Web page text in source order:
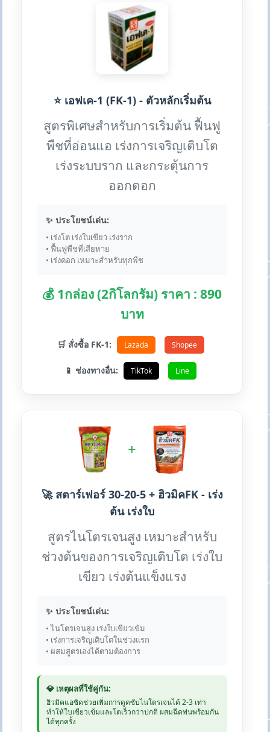
⭐ เอฟเค-1 (FK-1) - ตัวหลักเริ่มต้น
สูตรพิเศษสำหรับการเริ่มต้น ฟื้นฟู
พืชที่อ่อนแอ เร่งการเจริญเติบโต
เร่งระบบราก และกระตุ้นการ
ออกดอก
✨ ประโยชน์เด่น:
• เร่งโต เร่งใบเขียว เร่งราก
• ฟื้นฟูพืชที่เสียหาย
• เร่งดอก เหมาะสำหรับทุกพืช
💰 1กล่อง (2กิโลกรัม) ราคา : 890
บาท
🛒 สั่งซื้อ FK-1: Lazada Shopee
📱 ช่องทางอื่น: TikTok Line
+
🚀 สตาร์เฟอร์ 30-20-5 + ฮิวมิคFK - เร่ง
ต้น เร่งใบ
สูตรไนโตรเจนสูง เหมาะสำหรับ
ช่วงต้นของการเจริญเติบโต เร่งใบ
เขียว เร่งต้นแข็งแรง
✨ ประโยชน์เด่น:
• ไนโตรเจนสูง เร่งใบเขียวเข้ม
• เร่งการเจริญเติบโตในช่วงแรก
• ผสมสูตรเองได้ตามต้องการ
💎 เหตุผลที่ใช้คู่กัน:
ฮิวมิคแอซิดช่วยเพิ่มการดูดซับไนโตรเจนได้ 2-3 เท่า
ทำให้ใบเขียวเข้มและโตเร็วกว่าปกติ ผสมฉีดพ่นพร้อมกัน
ได้ทุกครั้ง